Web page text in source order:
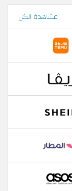
مشاهدة الكل